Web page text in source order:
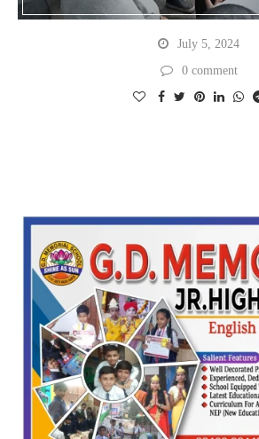
July 5, 2024
0 comment